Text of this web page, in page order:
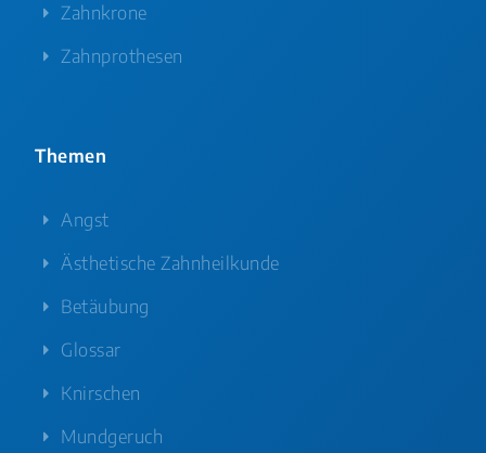
Zahnkrone
Zahnprothesen
Themen
Angst
Ästhetische Zahnheilkunde
Betäubung
Glossar
Knirschen
Mundgeruch